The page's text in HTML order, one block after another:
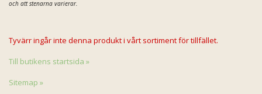
och att stenarna varierar.
Tyvärr ingår inte denna produkt i vårt sortiment för tillfället.
Till butikens startsida »
Sitemap »